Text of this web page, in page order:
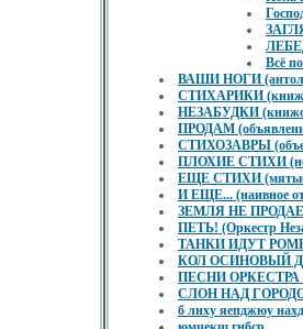
Всё
ВАШИ НОГИ
СТИХАРИКИ
НЕЗАБУДКИ
ПРОДАМ
СТИХОЗАВРЫ
ПЛОХИЕ СТИХИ
ЕЩЕ СТИХИ (мятые
И ЕЩЕ... (наивное
ЗЕМЛЯ НЕ
ПЕТЬ! (Оркестр
ТАНКИ ИДУТ
КОЛ ОСИНОВЫЙ
ПЕСНИ
СЛОН НАД ГОРОДОМ
б лнху яепджюу